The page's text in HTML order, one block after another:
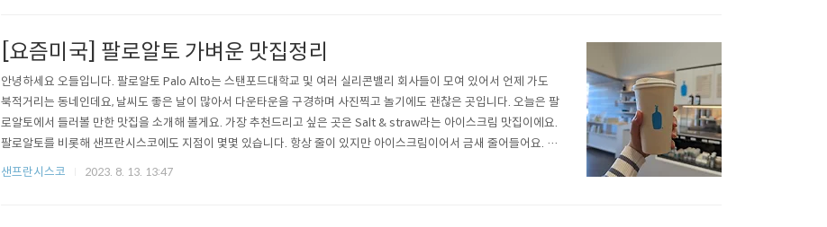
[요즘미국] 팔로알토 가벼운 맛집정리
안녕하세요 오들입니다. 팔로알토 Palo Alto는 스탠포드대학교 및 여러 실리콘밸리 회사들이 모여 있어서 언제 가도
북적거리는 동네인데요, 날씨도 좋은 날이 많아서 다운타운을 구경하며 사진찍고 놀기에도 괜찮은 곳입니다. 오늘은 팔
로알토에서 들러볼 만한 맛집을 소개해 볼게요. 가장 추천드리고 싶은 곳은 Salt & straw라는 아이스크림 맛집이에요.
팔로알토를 비롯해 샌프란시스코에도 지점이 몇몇 있습니다. 항상 줄이 있지만 아이스크림이어서 금새 줄어들어요. 주
소: 250 University Ave STE 110, Palo Alto, CA 94301 저는 씨솔트 캐러멜 sea salt caramel 맛을 골랐고요 근래
샌프란시스코 2023. 8. 13. 13:47